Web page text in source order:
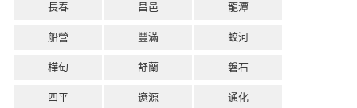
長春 昌邑 龍潭
船營 豐滿 蛟河
樺甸 舒蘭 磐石
四平 遼源 通化